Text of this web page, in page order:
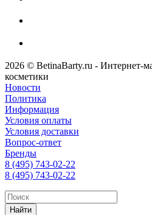
2026 © BetinaBarty.ru - Интернет-
косметики
Новости
Политика
Информация
Условия оплаты
Условия доставки
Вопрос-ответ
Бренды
8 (495) 743-02-22
8 (495) 743-02-22
Найти